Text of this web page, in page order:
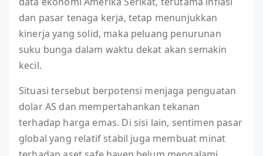
dan pasar tenaga kerja, tetap menunjukkan
kinerja yang solid, maka peluang penurunan
suku bunga dalam waktu dekat akan semakin
kecil.
Situasi tersebut berpotensi menjaga penguatan
dolar AS dan mempertahankan tekanan
terhadap harga emas. Di sisi lain, sentimen pasar
global yang relatif stabil juga membuat minat